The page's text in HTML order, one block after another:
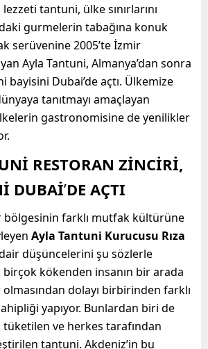
tantuni, ülke sınırlarını
gurmelerin tabağına konuk
serüvenine 2005’te İzmir
Ayla Tantuni, Almanya’dan sonra
bayisini Dubai’de açtı. Ülkemize
tanıtmayı amaçlayan
gastronomisine de yenilikler
RESTORAN ZİNCİRİ,
DUBAİ’DE AÇTI
bölgesinin farklı mutfak kültürüne
Ayla Tantuni Kurucusu Rıza
düşüncelerini şu sözlerle
birçok kökenden insanın bir arada
olmasından dolayı birbirinden farklı
yapıyor. Bunlardan biri de
tüketilen ve herkes tarafından
tantuni. Akdeniz’in bu